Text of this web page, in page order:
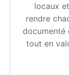
locaux
rendre
documenté
tout en